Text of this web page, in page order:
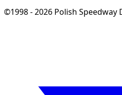
©1998 - 2026 Polish Speedway